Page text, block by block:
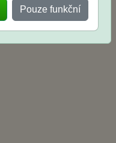
Pouze funkční